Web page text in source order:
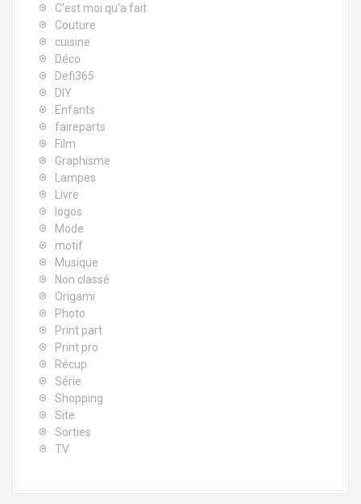
C'est moi qu'a fait
Couture
cuisine
Déco
Defi365
DIY
Enfants
faireparts
Film
Graphisme
Lampes
Livre
logos
Mode
motif
Musique
Non classé
Origami
Photo
Print part
Print pro
Récup
Série
Shopping
Site
Sorties
TV